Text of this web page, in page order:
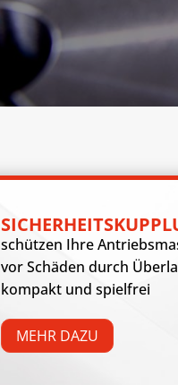
schützen Ihre
vor Schäden durch
kompakt und spielfrei
MEHR DAZU